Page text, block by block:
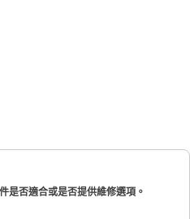
是否適合或是否提供維修選項。